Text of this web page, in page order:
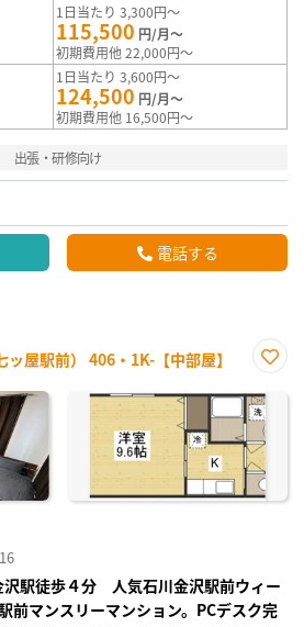
1日当たり 3,300円～
115,500 円/月～
初期費用他 22,000円～
1日当たり 3,600円～
124,500 円/月～
初期費用他 16,500円～
出張・研修向け
電話する
屋駅前） 406・1K-【中部屋】
に入
り登
録
沢駅徒歩４分 人気石川金沢駅前ウィー
前マンスリーマンション。PCデスク完